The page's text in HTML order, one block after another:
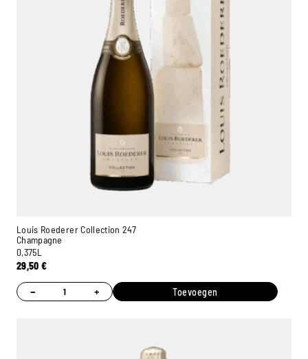
Louis Roederer Collection 247
Champagne
0,375L
29,50€
− + Toevoegen